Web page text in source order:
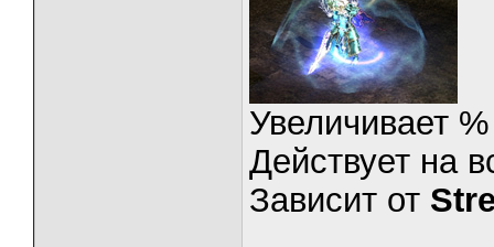
Увеличивает
Действует на
Зависит от